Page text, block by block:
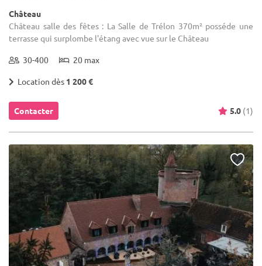
Château
Château salle des fêtes : La Salle de Trélon 370m² posséde une
terrasse qui surplombe l'étang avec vue sur le Château
30-400 20 max
Location dès 1 200 €
Contacter 5.0 (1)